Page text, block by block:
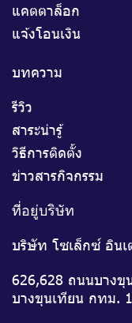
แคตตาล็อก
แจ้งโอนเงิน
บทความ
รีวิว
สาระน่ารู้
วิธีการติดตั้ง
ข่าวสารกิจกรรม
ที่อยู่บริษัท
บริษัท โซเล็กซ์ อินเ
626,628 ถนนบางขุ
บางขุนเทียน กทม.